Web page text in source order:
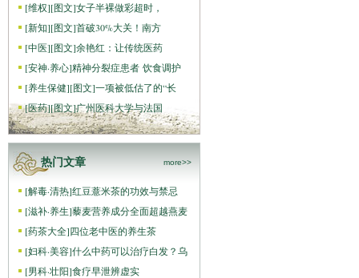
[维权][图文]女子半裸做彩超时，
[新知][图文]首破30%大关！南方
[中医][图文]余艳红：让传统医药
[安神·养心]精神分裂症患者 饮食调护
[养生保健][图文]一项被低估了的“长
[医药][图文]广州医科大学与法国
热门文章 more>>
[解毒·清热]红豆薏米茶的功效与禁忌
[滋补·养生]藜麦营养成分全面超越燕麦
[药茶大全]四位老中医的养生茶
[妇科·美容]什么中药可以治疗白发？乌
[男科·壮阳]食疗早泄辨虚实